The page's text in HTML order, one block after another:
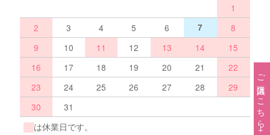
ご購入はこちら→
1
2
3 4 5 6 7
8
9
10 11 12 13 14
15
16
17 18 19 20 21
22
23
24 25 26 27 28
29
30
31
は休業日です。